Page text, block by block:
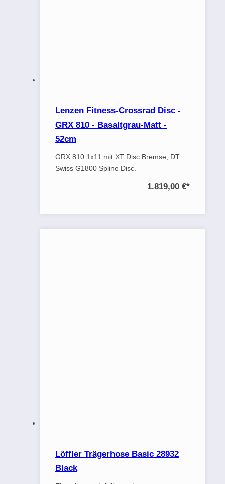
Lenzen Fitness-Crossrad Disc -
GRX 810 - Basaltgrau-Matt -
52cm
GRX 810 1x11 mit XT Disc Bremse, DT
Swiss G1800 Spline Disc.
1.819,00 €*
Löffler Trägerhose Basic 28932
Black